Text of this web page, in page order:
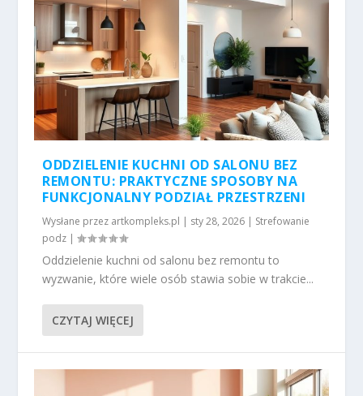
ODDZIELENIE KUCHNI OD SALONU BEZ
REMONTU: PRAKTYCZNE SPOSOBY NA
FUNKCJONALNY PODZIAŁ PRZESTRZENI
Wysłane przez artkompleks.pl | sty 28, 2026 | Strefowanie
podz |
Oddzielenie kuchni od salonu bez remontu to
wyzwanie, które wiele osób stawia sobie w trakcie...
CZYTAJ WIĘCEJ